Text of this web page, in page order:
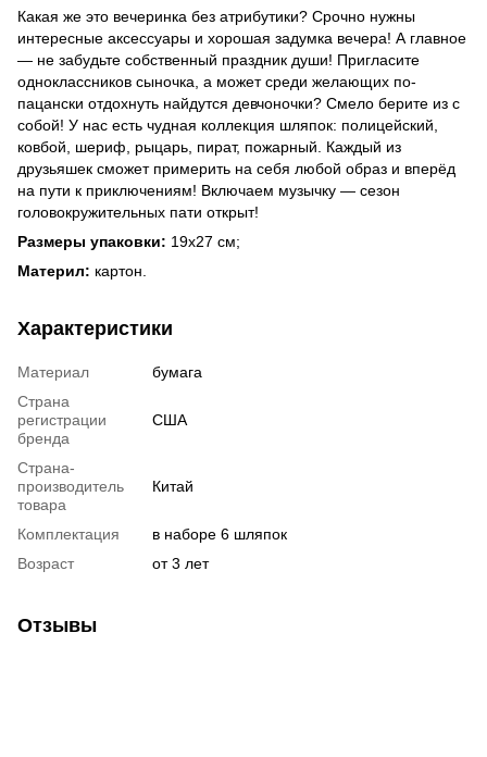
Какая же это вечеринка без атрибутики? Срочно нужны
интересные аксессуары и хорошая задумка вечера! А главное
— не забудьте собственный праздник души! Пригласите
одноклассников сыночка, а может среди желающих по-
пацански отдохнуть найдутся девчоночки? Смело берите из с
собой! У нас есть чудная коллекция шляпок: полицейский,
ковбой, шериф, рыцарь, пират, пожарный. Каждый из
друзьяшек сможет примерить на себя любой образ и вперёд
на пути к приключениям! Включаем музычку — сезон
головокружительных пати открыт!
Размеры упаковки: 19х27 см;
Материл: картон.
Характеристики
Материал
бумага
Страна
регистрации
бренда
США
Страна-
производитель
товара
Китай
Комплектация
в наборе 6 шляпок
Возраст
от 3 лет
Отзывы